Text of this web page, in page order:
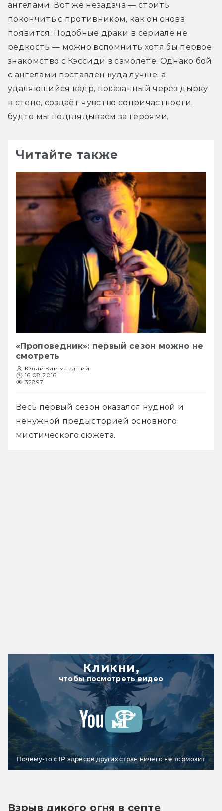
ангелами. Вот же незадача — стоить
покончить с противником, как он снова
появится. Подобные драки в сериале не
редкость — можно вспомнить хотя бы первое
знакомство с Кэссиди в самолёте. Однако бой
с ангелами поставлен куда лучше, а
удаляющийся кадр, показанный через дырку
в стене, создаёт чувство сопричастности,
будто мы подглядываем за героями.
Читайте также
«Проповедник»: первый сезон можно не
смотреть
Юлий Ким младший
16.08.2016
32897
Весь первый сезон оказался нудной и
ненужной предысторией основного
мистического сюжета.
Кликни,
чтобы посмотреть видео
Почему-то с IP адресов других стран ничего не тормозит
Взрыв дикого огня в септе